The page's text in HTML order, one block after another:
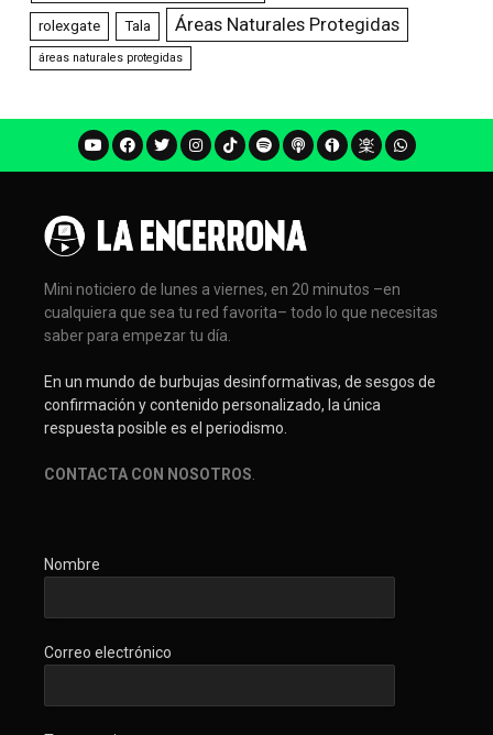
rolexgate Tala Áreas Naturales Protegidas
áreas naturales protegidas
Mini noticiero de lunes a viernes, en 20 minutos –en
cualquiera que sea tu red favorita– todo lo que necesitas
saber para empezar tu día.
En un mundo de burbujas desinformativas, de sesgos de
confirmación y contenido personalizado, la única
respuesta posible es el periodismo.
CONTACTA CON NOSOTROS
Nombre
Correo electrónico